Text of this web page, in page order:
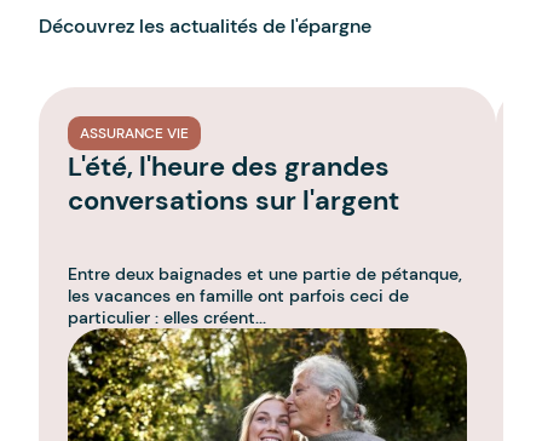
Découvrez les actualités de l'épargne
ASSURANCE VIE
L'été, l'heure des grandes
conversations sur l'argent
Entre deux baignades et une partie de pétanque,
les vacances en famille ont parfois ceci de
particulier : elles créent...